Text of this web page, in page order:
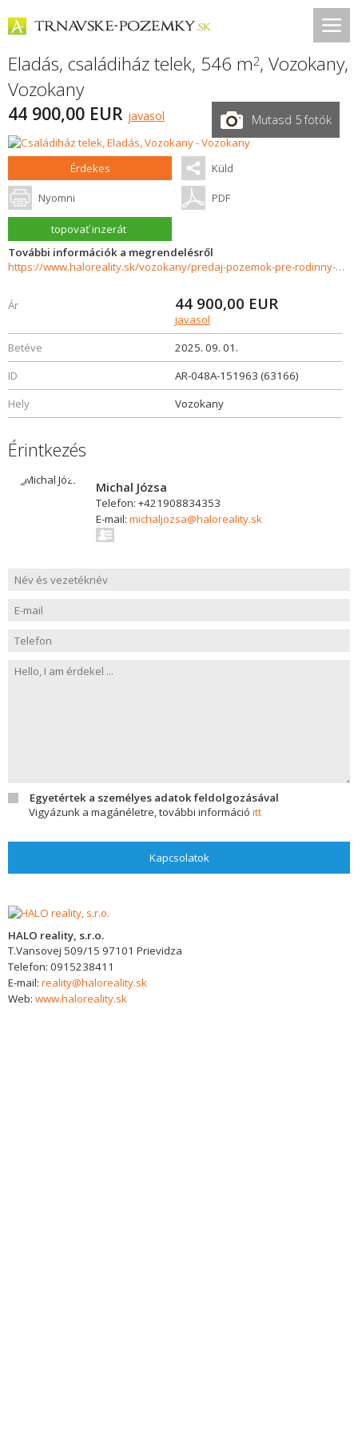
Eladás, családiház telek, 546 m2, Vozokany,
Vozokany
44 900,00 EUR javasol Mutasd 5 fotók
Érdekes Küld
Nyomni PDF
topovať inzerát
További információk a megrendelésről
https://www.haloreality.sk/vozokany/predaj-pozemok-pre-rodinny-dom---546-m2-vozokany/63166
Ár 44 900,00 EUR
javasol
Betéve
2025. 09. 01.
ID
AR-048A-151963 (63166)
Hely
Vozokany
Érintkezés
Michal Józsa
Telefon: +421908834353
E-mail: michaljozsa@haloreality.sk
Egyetértek a személyes adatok feldolgozásával
Vigyázunk a magánéletre, további információ itt
Kapcsolatok
HALO reality, s.r.o.
T.Vansovej 509/15 97101 Prievidza
Telefon: 0915238411
E-mail: reality@haloreality.sk
Web: www.haloreality.sk